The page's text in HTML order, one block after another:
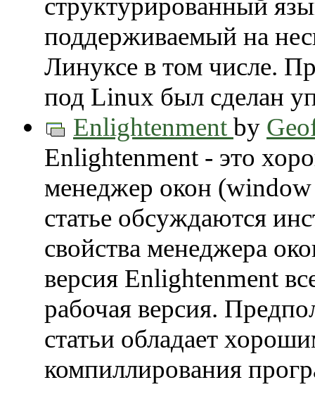
структурированный
поддерживаемый на
Линуксе в том числе.
под Linux был сделан
Enlightenment by
Enlightenment - это
менеджер окон
статье обсуждаются
свойства менеджера
версия Enlightenment
рабочая версия.
статьи обладает
компиллирования